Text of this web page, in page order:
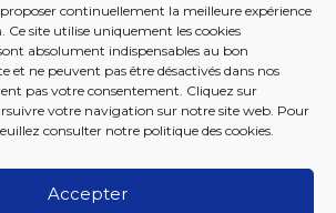
continuellement la meilleure expérience
Ce site utilise uniquement les cookies
absolument indispensables au bon
et ne peuvent pas être désactivés dans nos
pas votre consentement. Cliquez sur
votre navigation sur notre site web. Pour
consulter notre politique des cookies.
Accepter
- Arrêté du Collège réuni de la
commune établissant la
aides à la mobilité